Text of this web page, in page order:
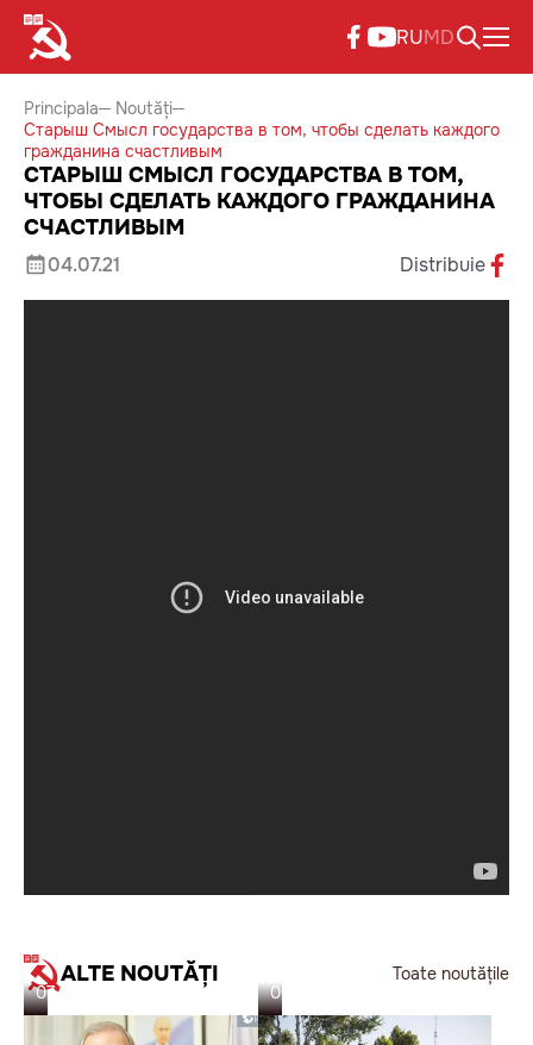
RUMD
Principala
Noutăți
Старыш Смысл государства в том, чтобы сделать каждого
гражданина счастливым
СТАРЫШ СМЫСЛ ГОСУДАРСТВА В ТОМ,
ЧТОБЫ СДЕЛАТЬ КАЖДОГО ГРАЖДАНИНА
СЧАСТЛИВЫМ
04.07.21 Distribuie
ALTE NOUTĂȚI
Toate noutățile
07.08.26
06.08.26